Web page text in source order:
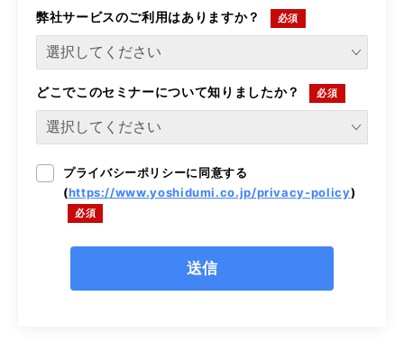
弊社サービスのご利用はありますか？
どこでこのセミナーについて知りましたか？
プライバシーポリシーに同意する
(https://www.yoshidumi.co.jp/privacy-policy)